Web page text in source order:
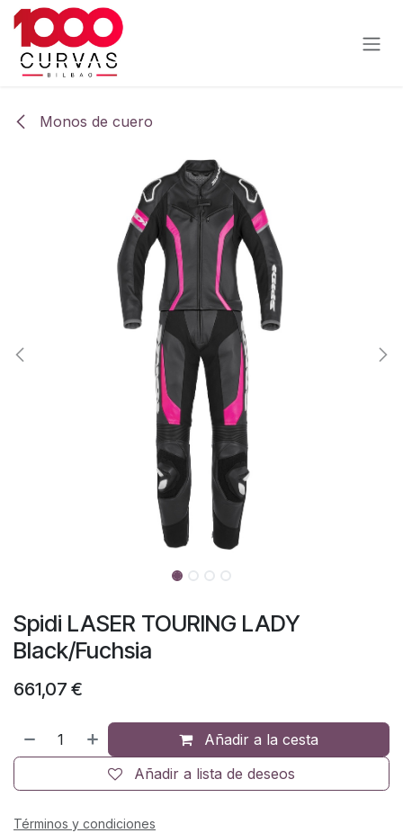
Ir al contenido
Monos de cuero
Spidi LASER TOURING LADY
Black/Fuchsia
661,07 €
Añadir a la cesta
Añadir a lista de deseos
Términos y condiciones